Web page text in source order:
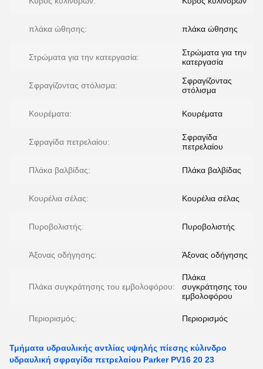
πλάκα ώθησης: πλάκα ώθησης
Στρώματα για την κατεργασία:
Στρώματα για την
κατεργασία
Σφραγίζοντας στόλισμα:
Σφραγίζοντας
στόλισμα
Κουρέματα: Κουρέματα
Σφραγίδα πετρελαίου:
Σφραγίδα
πετρελαίου
Πλάκα βαλβίδας: Πλάκα βαλβίδας
Κουρέλια σέλας: Κουρέλια σέλας
Πυροβολιστής: Πυροβολιστής
Άξονας οδήγησης: Άξονας οδήγησης
Πλάκα συγκράτησης του εμβολοφόρου:
Πλάκα
συγκράτησης του
εμβολοφόρου
Περιορισμός: Περιορισμός
Τμήματα υδραυλικής αντλίας υψηλής πίεσης κύλινδρο
υδραυλική σφραγίδα πετρελαίου Parker PV16 20 23